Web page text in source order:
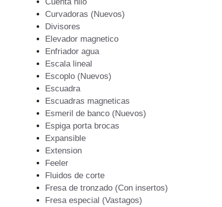
Curvadoras (Nuevos)
Divisores
Elevador magnetico
Enfriador agua
Escala lineal
Escoplo (Nuevos)
Escuadra
Escuadras magneticas
Esmeril de banco (Nuevos)
Espiga porta brocas
Expansible
Extension
Feeler
Fluidos de corte
Fresa de tronzado (Con insertos)
Fresa especial (Vastagos)